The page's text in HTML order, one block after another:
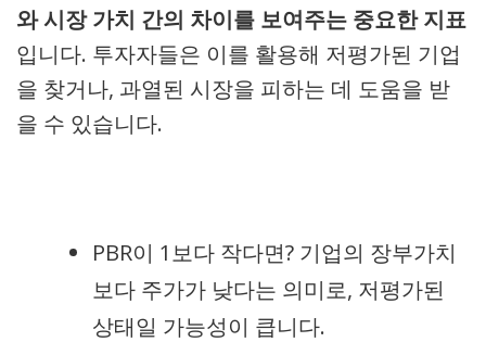
와 시장 가치 간의 차이를 보여주는 중요한 지표
입니다. 투자자들은 이를 활용해 저평가된 기업
을 찾거나, 과열된 시장을 피하는 데 도움을 받
을 수 있습니다.
PBR이 1보다 작다면? 기업의 장부가치
보다 주가가 낮다는 의미로, 저평가된
상태일 가능성이 큽니다.